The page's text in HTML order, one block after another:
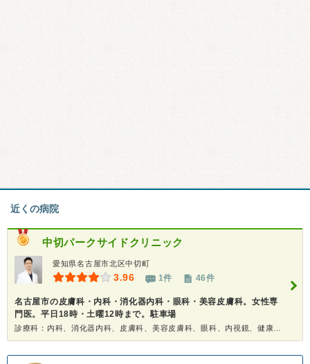
近くの病院
中切パークサイドクリニック
愛知県名古屋市北区中切町
3.96 1件 46件
名古屋市の皮膚科・内科・消化器内科・眼科・美容皮膚科。女性専
門医。平日18時・土曜12時まで。駐車場